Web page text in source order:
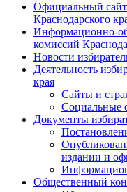
Официальный сайт
Краснодарского
Информационно-
комиссий
Новости
Деятельность
края
Сайты и
Социальные
Документы
издании и
Общественный